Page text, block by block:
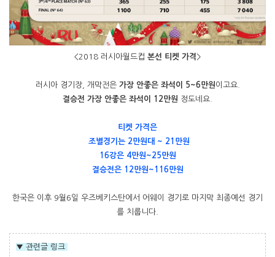
<2018 러시아월드컵 본선 티켓 가격>
러시아 경기장, 개막전은가장 안좋은 좌석이 5~6만원이고요.
결승전 가장 안좋은 좌석이 12만원 정도네요.
티켓 가격은
조별경기는 2만원대 ~ 21만원
16강은 4만원~25만원
결승전은 12만원~116만원
한국은 이후 9월6일 우즈베키스탄에서 어웨이 경기로 마지막 최종예선 경기
를 치룹니다.
▼ 관련글 링크